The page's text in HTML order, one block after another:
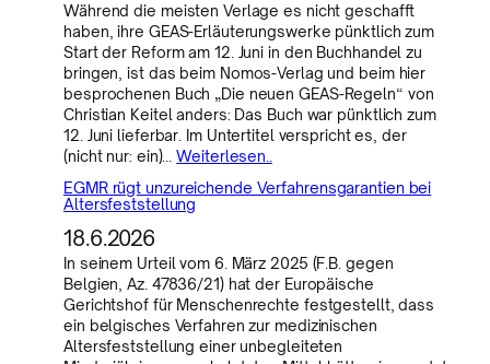
Während die meisten Verlage es nicht geschafft
haben, ihre GEAS-Erläuterungswerke pünktlich zum
Start der Reform am 12. Juni in den Buchhandel zu
bringen, ist das beim Nomos-Verlag und beim hier
besprochenen Buch „Die neuen GEAS-Regeln“ von
Christian Keitel anders: Das Buch war pünktlich zum
12. Juni lieferbar. Im Untertitel verspricht es, der
(nicht nur: ein)…Weiterlesen..
EGMR rügt unzureichende Verfahrensgarantien bei
Altersfeststellung
18.6.2026
In seinem Urteil vom 6. März 2025 (F.B. gegen
Belgien, Az. 47836/21) hat der Europäische
Gerichtshof für Menschenrechte festgestellt, dass
ein belgisches Verfahren zur medizinischen
Altersfeststellung einer unbegleiteten